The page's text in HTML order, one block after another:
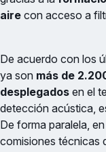
aire con acceso a
De acuerdo con los
ya son más de
desplegados en el
detección acústica,
De forma paralela,
comisiones técnicas